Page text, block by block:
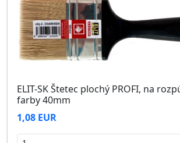
ELIT-SK Štetec plochý PROFI, na
farby 40mm
1,08 EUR